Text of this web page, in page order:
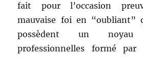
fait pour l’occasion
mauvaise foi en “oubliant”
possèdent un
professionnelles formé